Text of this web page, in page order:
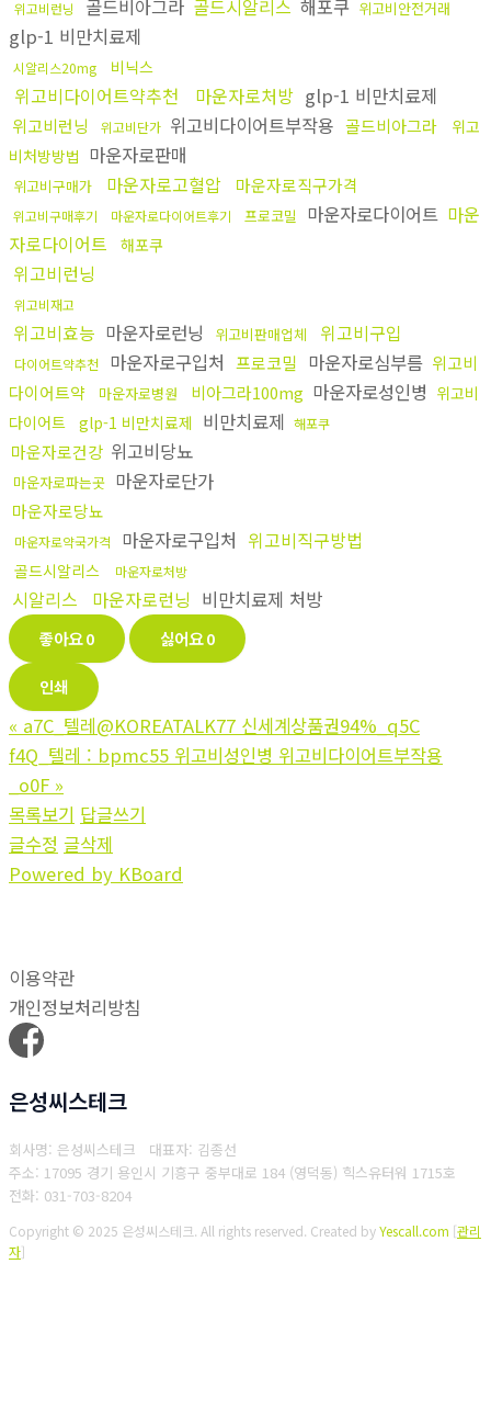
위고비런닝 골드비아그라 골드시알리스 해포쿠 위고비안전거래
glp-1 비만치료제
시알리스20mg 비닉스
위고비다이어트약추천 마운자로처방 glp-1 비만치료제
위고비런닝 위고비단가 위고비다이어트부작용 골드비아그라
위고
비처방방법 마운자로판매
위고비구매가 마운자로고혈압 마운자로직구가격
위고비구매후기 마운자로다이어트후기 프로코밀 마운자로다이어트 마운
자로다이어트
해포쿠
위고비런닝
위고비재고
위고비효능 마운자로런닝 위고비판매업체 위고비구입
다이어트약추천 마운자로구입처 프로코밀 마운자로심부름 위고비
다이어트약
마운자로병원 비아그라100mg 마운자로성인병 위고비
다이어트 glp-1 비만치료제 비만치료제 해포쿠
마운자로건강 위고비당뇨
마운자로파는곳 마운자로단가
마운자로당뇨
마운자로약국가격 마운자로구입처 위고비직구방법
골드시알리스 마운자로처방
시알리스 마운자로런닝 비만치료제 처방
좋아요0 싫어요0
인쇄
« a7C_텔레@KOREATALK77 신세계상품권94%_q5C
f4Q_텔레 : bpmc55 위고비성인병 위고비다이어트부작용
_o0F »
목록보기 답글쓰기
글수정 글삭제
Powered by KBoard
이용약관
개인정보처리방침
은성씨스테크
회사명: 은성씨스테크 대표자: 김종선
주소: 17095 경기 용인시 기흥구 중부대로 184 (영덕동) 힉스유터워 1715호
전화: 031-703-8204
Copyright © 2025 은성씨스테크. All rights reserved. Created byYescall.com [관리
자]